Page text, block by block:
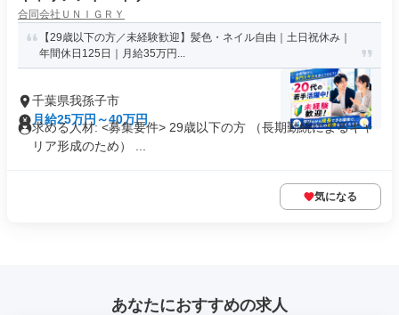
合同会社ＵＮＩＧＲＹ
【29歳以下の方／未経験歓迎】髪色・ネイル自由｜土日祝休み｜
年間休日125日｜月給35万円...
千葉県我孫子市
月給25万円～40万円
求める人材: <募集要件> 29歳以下の方 （長期勤続によるキャ
リア形成のため） ...
気になる
あなたにおすすめの求人